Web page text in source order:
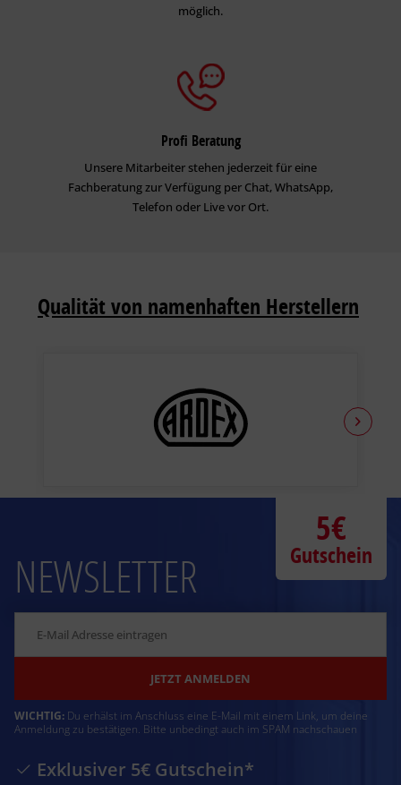
möglich.
Profi Beratung
Unsere Mitarbeiter stehen jederzeit für eine
Fachberatung zur Verfügung per Chat, WhatsApp,
Telefon oder Live vor Ort.
Qualität von namenhaften Herstellern
NEWSLETTER
JETZT ANMELDEN
WICHTIG: Du erhälst im Anschluss eine E-Mail mit einem Link, um deine
Anmeldung zu bestätigen. Bitte unbedingt auch im SPAM nachschauen
Exklusiver 5€ Gutschein*
5€
Gutschein